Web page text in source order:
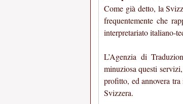
Come già detto, la
frequentemente che
interpretariato italiano-
L’Agenzia di
minuziosa questi
profitto, ed annovera
Svizzera.